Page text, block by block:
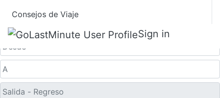
Consejos de Viaje
Sign in
Solo ida